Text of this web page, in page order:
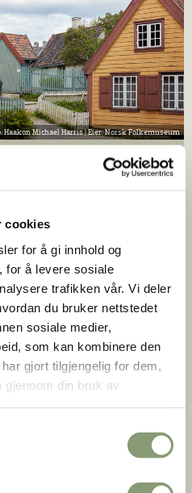
cookies
for å gi innhold og
for å levere sosiale
trafikken vår. Vi deler
du bruker nettstedet
sosiale medier,
som kan kombinere den
gjort tilgjengelig for dem,
gjennom din bruk av
Haakon Michael Harris | Norsk Folkemuseum
opptak
som location til film- og
av interiører,
locations til slike opptak.